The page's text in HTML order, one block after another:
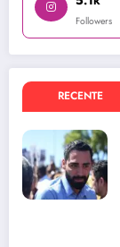
Followers
RECENTE